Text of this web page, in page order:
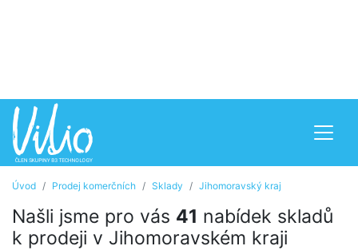
Úvod Prodej komerčních Sklady Jihomoravský kraj
Našli jsme pro vás 41 nabídek skladů
k prodeji v Jihomoravském kraji